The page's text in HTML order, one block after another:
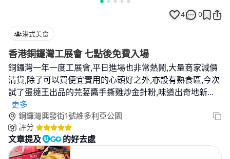
4 0
港式美食
香港銅鑼灣工展會 七點後免費入場
銅鑼灣一年一度工展會,平日進場也非常熱鬧,大量商家減價
清貨,除了可以買便宜實用的心頭好之外,亦設有熟食區,今次
試了蛋撻王出品的芫荽醬手撕雞炒金針粉,味道出奇地新...
更多
銅鑼灣興發街1號維多利亞公園
評分
文章提及 的好去處